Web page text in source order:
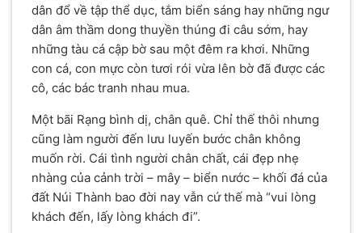
dân đổ về tập thể dục, tắm biển sáng hay những ngư
dân âm thầm dong thuyền thúng đi câu sớm, hay
những tàu cá cập bờ sau một đêm ra khơi. Những
con cá, con mực còn tươi rói vừa lên bờ đã được các
cô, các bác tranh nhau mua.
Một bãi Rạng bình dị, chân quê. Chỉ thế thôi nhưng
cũng làm người đến lưu luyến bước chân không
muốn rời. Cái tình người chân chất, cái đẹp nhẹ
nhàng của cảnh trời – mây – biển nước – khối đá của
đất Núi Thành bao đời nay vẫn cứ thế mà “vui lòng
khách đến, lấy lòng khách đi”.